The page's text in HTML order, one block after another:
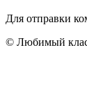
Для отправки
© Любимый